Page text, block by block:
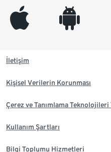
appleinc android
İletişim
Kişisel Verilerin Korunması
Çerez ve Tanımlama
Kullanım Şartları
Bilgi Toplumu Hizmetleri